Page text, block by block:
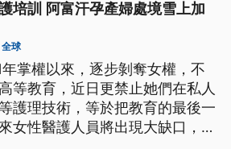
培訓 阿富汗孕產婦處境雪上加
全球
掌權以來，逐步剝奪女權，不
等教育，近日更禁止她們在私人
護理技術，等於把教育的最後一
女性醫護人員將出現大缺口，危